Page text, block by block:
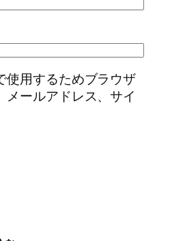
使用するためブラウザ
メールアドレス、サイ